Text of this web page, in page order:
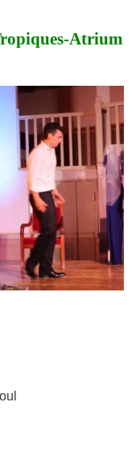
Atrium